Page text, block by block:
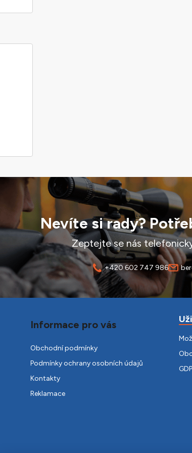
Nevíte si rady?
Zeptejte se nás
+420 602 747 986
Informace pro vás
Obchodní podmínky
Podmínky ochrany osobních údajů
Kontakty
Reklamace